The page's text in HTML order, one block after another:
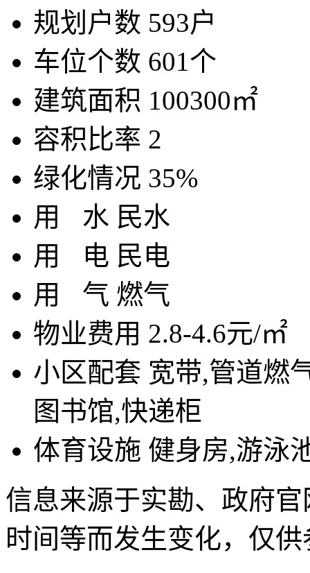
规划户数 593户
车位个数 601个
建筑面积 100300㎡
容积比率 2
绿化情况 35%
用 水 民水
用
电 民电
用 气 燃气
物业费用 2.8-4.6元/㎡
小区配套 宽带,管道燃
图书馆,快递柜
体育设施 健身房,游泳
信息来源于实勘、政府
时间等而发生变化，仅